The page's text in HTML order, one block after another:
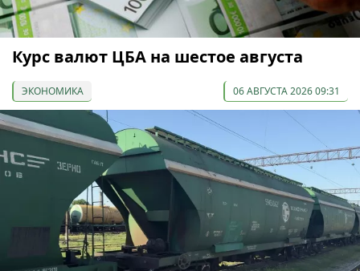
Курс валют ЦБА на шестое августа
ЭКОНОМИКА 06 АВГУСТА 2026 09:31